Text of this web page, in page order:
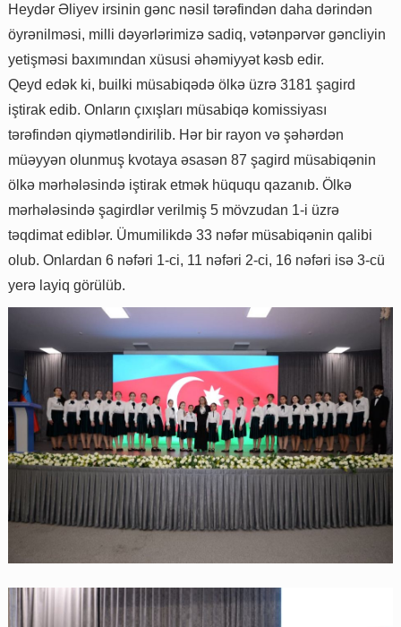
Heydər Əliyev irsinin gənc nəsil tərəfindən daha dərindən
öyrənilməsi, milli dəyərlərimizə sadiq, vətənpərvər gəncliyin
yetişməsi baxımından xüsusi əhəmiyyət kəsb edir.
Qeyd edək ki, builki müsabiqədə ölkə üzrə 3181 şagird
iştirak edib. Onların çıxışları müsabiqə komissiyası
tərəfindən qiymətləndirilib. Hər bir rayon və şəhərdən
müəyyən olunmuş kvotaya əsasən 87 şagird müsabiqənin
ölkə mərhələsində iştirak etmək hüququ qazanıb. Ölkə
mərhələsində şagirdlər verilmiş 5 mövzudan 1-i üzrə
təqdimat ediblər. Ümumilikdə 33 nəfər müsabiqənin qalibi
olub. Onlardan 6 nəfəri 1-ci, 11 nəfəri 2-ci, 16 nəfəri isə 3-cü
yerə layiq görülüb.